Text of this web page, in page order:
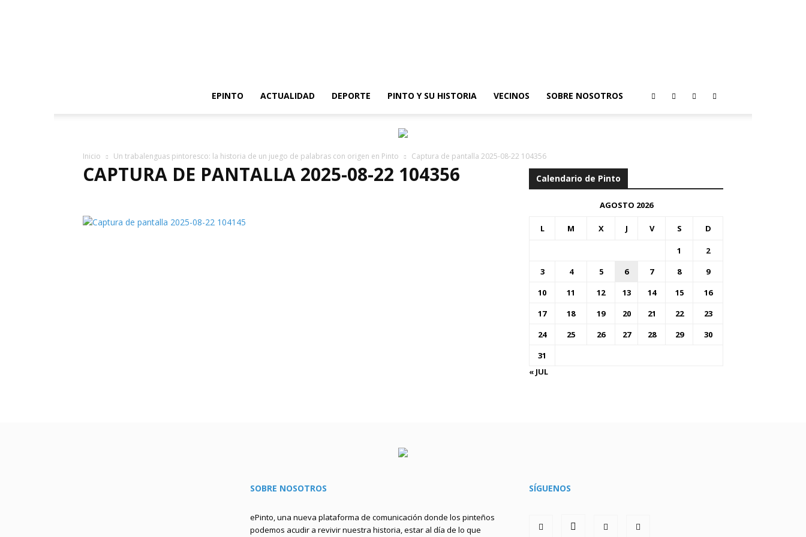
EPINTO
ACTUALIDAD DEPORTE PINTO Y SU HISTORIA VECINOS SOBRE NOSOTROS
Inicio Un trabalenguas pintoresco: la historia de un juego de palabras con origen en Pinto Captura de pantalla 2025-08-22 104356
CAPTURA DE PANTALLA 2025-08-22 104356 Calendario de Pinto
AGOSTO 2026
L M X J V S D
1
2
3
4 5 6 7 8
9
10
11 12 13 14 15
16
17
18 19 20 21 22
23
24
25 26 27 28 29
30
31
« JUL
SOBRE NOSOTROS
ePinto, una nueva plataforma de comunicación donde los pinteños
podemos acudir a revivir nuestra historia, estar al día de lo que
SÍGUENOS